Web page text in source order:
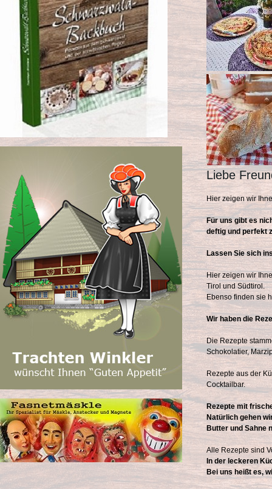
Liebe
Hier zeigen wir
Für uns gibt es
deftig und perfekt
Lassen Sie sich
Hier zeigen wir
Tirol und Südtirol.
Ebenso finden sie
Wir haben die
Die Rezepte
Schokolatier,
Rezepte aus der
Cocktailbar.
Rezepte mit
Natürlich gehen
Butter und Sahne
Alle Rezepte sind
In der leckeren
Bei uns heißt es,